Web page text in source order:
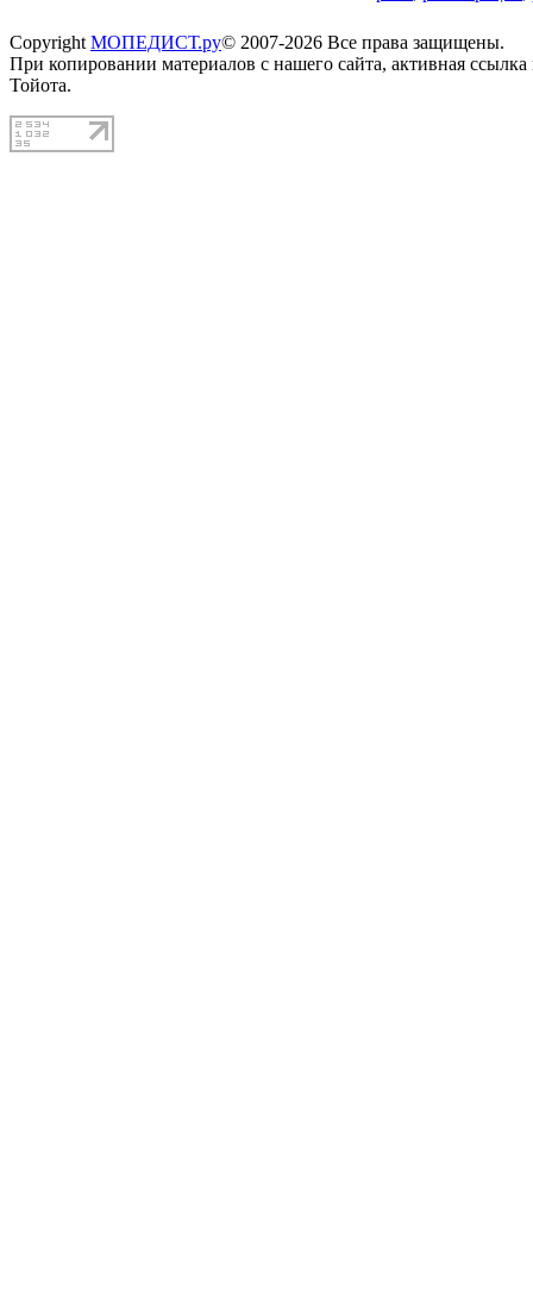
Copyright МОПЕДИСТ.ру© 2007-2026 Все права защищены.
При копировании материалов с нашего сайта, активная
Тойота.